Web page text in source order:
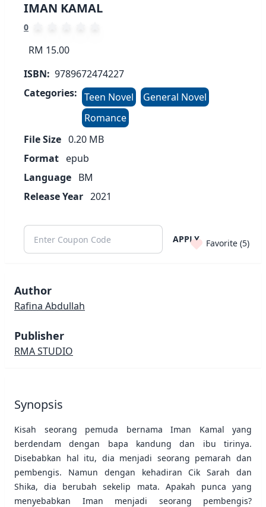
IMAN KAMAL
0
RM 15.00
ISBN: 9789672474227
Categories: Teen Novel
General Novel
Romance
File Size 0.20 MB
Format epub
Language BM
Release Year 2021
APPLY Favorite (5)
Author
Rafina Abdullah
Publisher
RMA STUDIO
Synopsis
Kisah seorang pemuda bernama Iman Kamal yang
berdendam dengan bapa kandung dan ibu tirinya.
Disebabkan hal itu, dia menjadi seorang pemarah dan
pembengis. Namun dengan kehadiran Cik Sarah dan
Shika, dia berubah sekelip mata. Apakah punca yang
menyebabkan Iman menjadi seorang pembengis?